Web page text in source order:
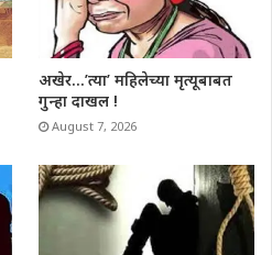
अखेर…’त्या’ महिलेच्या मृत्यूबाबत
गुन्हा दाखल !
August 7, 2026